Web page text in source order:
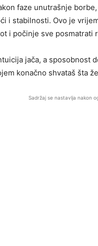
faze unutrašnje
i stabilnosti. Ovo je
i počinje sve posmatrati
jača, a sposobnost
konačno shvataš šta
Sadržaj se nastavlja nakon